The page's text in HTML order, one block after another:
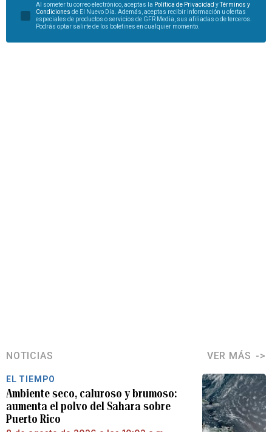
Al someter tu correo electrónico, aceptas la Política de Privacidad yTérminos y
Condiciones de El Nuevo Día. Además, aceptas recibir información u ofertas
especiales de productos o servicios de GFR Media, sus afiliadas o de terceros.
Podrás optar salirte de los boletines en cualquier momento.
NOTICIAS VER MÁS
EL TIEMPO
Ambiente seco, caluroso y brumoso:
aumenta el polvo del Sahara sobre
Puerto Rico